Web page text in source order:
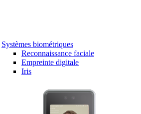
Systèmes biométriques
Reconnaissance faciale
Empreinte digitale
Iris